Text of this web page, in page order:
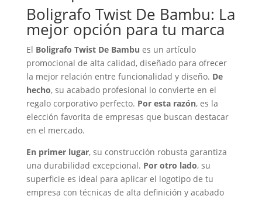
Boligrafo Twist De Bambu: La
mejor opción para tu marca
El Boligrafo Twist De Bambu es un artículo
promocional de alta calidad, diseñado para ofrecer
la mejor relación entre funcionalidad y diseño. De
hecho, su acabado profesional lo convierte en el
regalo corporativo perfecto. Por esta razón, es la
elección favorita de empresas que buscan destacar
en el mercado.
En primer lugar, su construcción robusta garantiza
una durabilidad excepcional. Por otro lado, su
superficie es ideal para aplicar el logotipo de tu
empresa con técnicas de alta definición y acabado